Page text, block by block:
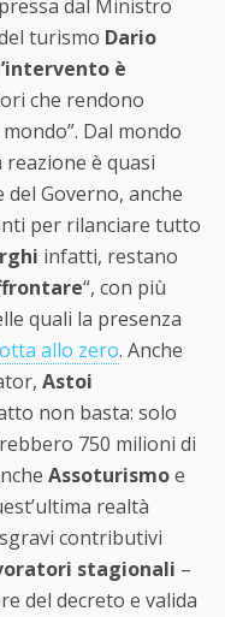
dal Ministro
turismo Dario
è
che rendono
Dal mondo
è quasi
Governo, anche
per rilanciare tutto
infatti, restano
“, con più
quali la presenza
allo zero. Anche
Astoi
non basta: solo
750 milioni di
Assoturismoe
realtà
contributivi
stagionali –
del decreto e valida